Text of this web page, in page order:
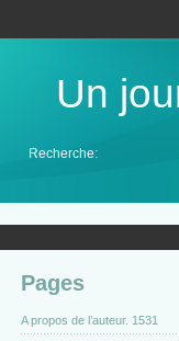
Un
Recherche:
Pages
A propos de l’auteur. 1531